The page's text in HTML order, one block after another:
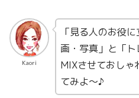
Kaori
「見る人のお役
画・写真」と「
MIXさせておしゃ
てみよ〜♪